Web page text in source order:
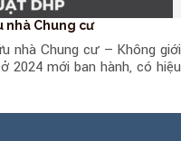
nhà Chung cư
nhà Chung cư – Không giới
2024 mới ban hành, có hiệu